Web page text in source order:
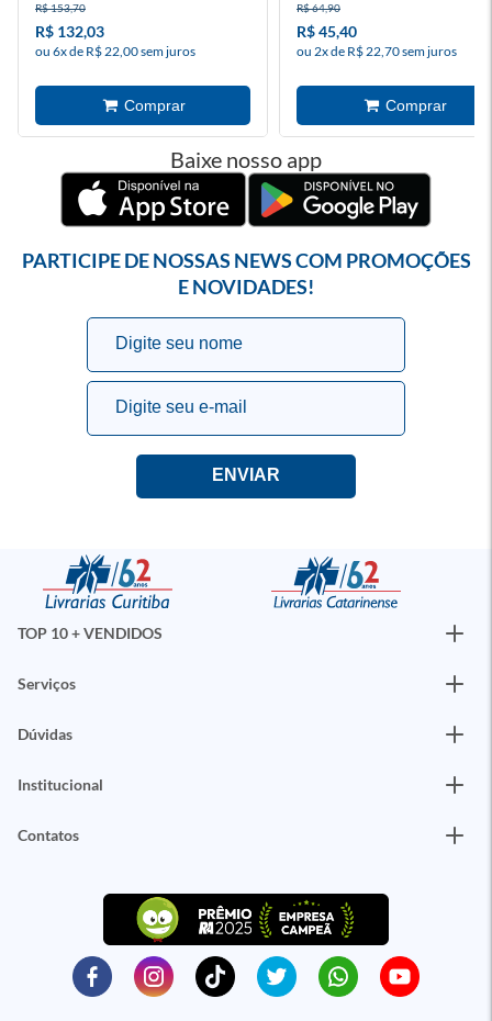
R$ 153,70
R$ 132,03
ou 6x de R$ 22,00 sem juros
R$ 64,90
R$ 45,40
ou 2x de R$ 22,70 sem juros
Baixe nosso app
PARTICIPE DE NOSSAS NEWS COM PROMOÇÕES
E NOVIDADES!
TOP 10 + VENDIDOS
Serviços
Dúvidas
Institucional
Contatos